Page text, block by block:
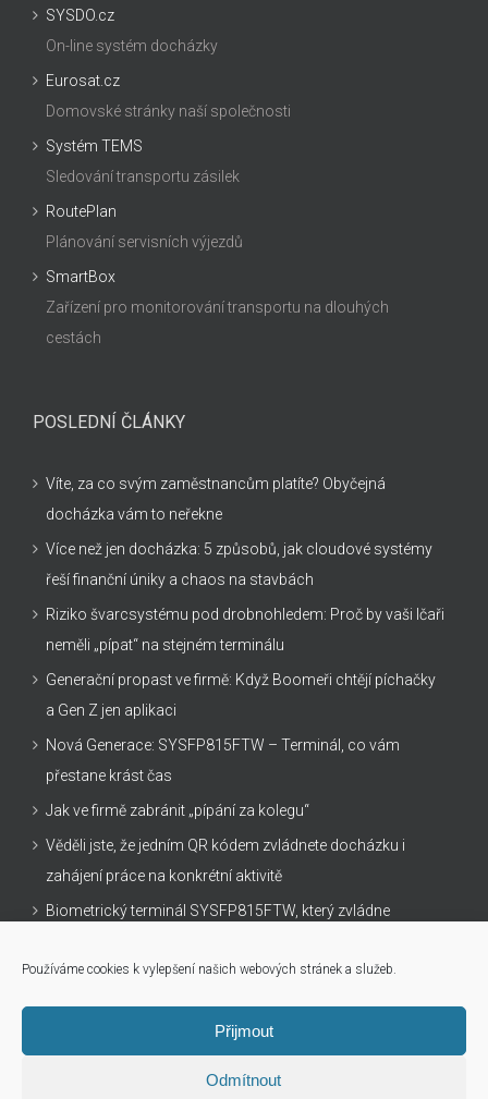
Používáme cookies k vylepšení našich webových stránek a služeb.
Přijmout
Odmítnout
SYSDO.cz
On-line systém docházky
Eurosat.cz
Domovské stránky naší společnosti
Systém TEMS
Sledování transportu zásilek
RoutePlan
Plánování servisních výjezdů
SmartBox
Zařízení pro monitorování transportu na dlouhých
cestách
POSLEDNÍ ČLÁNKY
Víte, za co svým zaměstnancům platíte? Obyčejná
docházka vám to neřekne
Více než jen docházka: 5 způsobů, jak cloudové systémy
řeší finanční úniky a chaos na stavbách
Riziko švarcsystému pod drobnohledem: Proč by vaši Ičaři
neměli „pípat“ na stejném terminálu
Generační propast ve firmě: Když Boomeři chtějí píchačky
a Gen Z jen aplikaci
Nová Generace: SYSFP815FTW – Terminál, co vám
přestane krást čas
Jak ve firmě zabránit „pípání za kolegu“
Věděli jste, že jedním QR kódem zvládnete docházku i
zahájení práce na konkrétní aktivitě
Biometrický terminál SYSFP815FTW, který zvládne